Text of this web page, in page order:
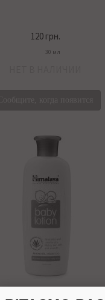
120 грн.
30 мл